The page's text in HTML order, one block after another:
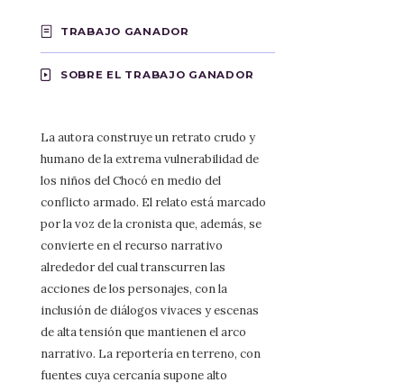
TRABAJO GANADOR
SOBRE EL TRABAJO GANADOR
La autora construye un retrato crudo y
humano de la extrema vulnerabilidad de
los niños del Chocó en medio del
conflicto armado. El relato está marcado
por la voz de la cronista que, además, se
convierte en el recurso narrativo
alrededor del cual transcurren las
acciones de los personajes, con la
inclusión de diálogos vivaces y escenas
de alta tensión que mantienen el arco
narrativo. La reportería en terreno, con
fuentes cuya cercanía supone alto